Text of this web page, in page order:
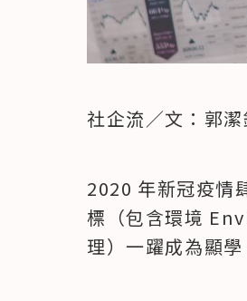
社企流／文：郭潔
2020 年新冠疫情
標（包含環境
理）一躍成為顯